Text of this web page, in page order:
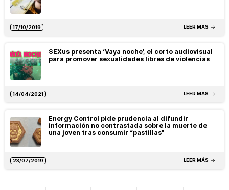
17/10/2019 LEER MÁS
SEXus presenta ‘Vaya noche’, el corto audiovisual
para promover sexualidades libres de violencias
14/04/2021 LEER MÁS
Energy Control pide prudencia al difundir
información no contrastada sobre la muerte de
una joven tras consumir “pastillas”
23/07/2019 LEER MÁS